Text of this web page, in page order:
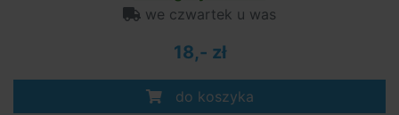
we czwartek u was
18,- zł
do koszyka